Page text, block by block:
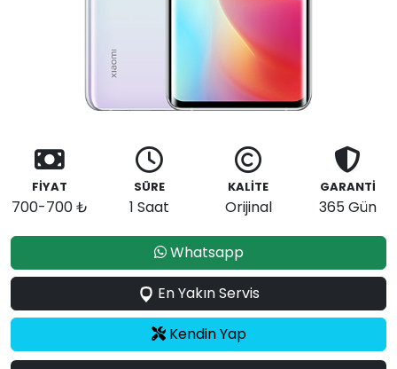
FİYAT
700-700 ₺
SÜRE
1 Saat
KALİTE
Orijinal
GARANTİ
365 Gün
Whatsapp
En Yakın Servis
Kendin Yap